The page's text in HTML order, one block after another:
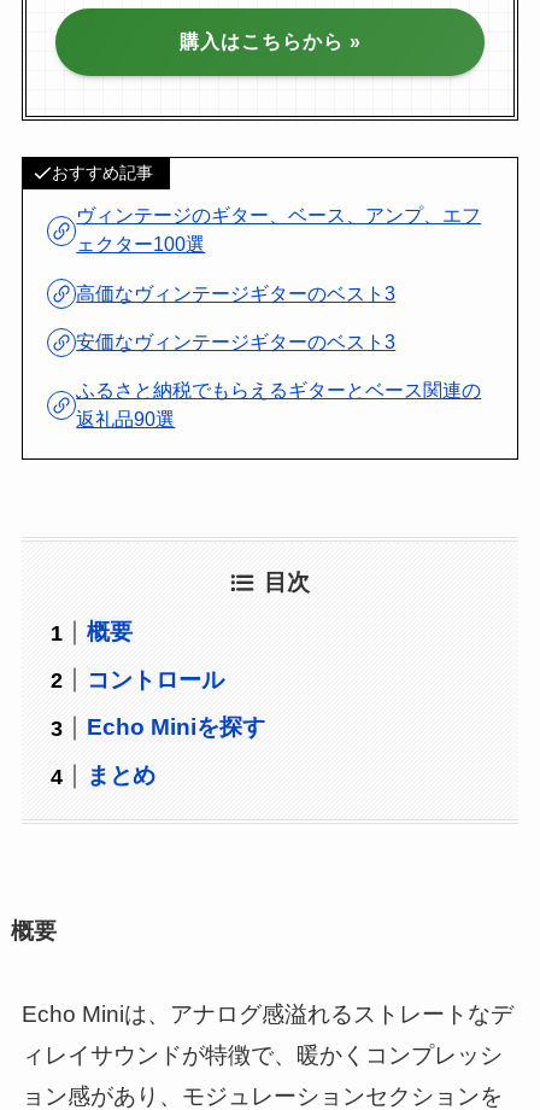
購入はこちらから »
おすすめ記事
ヴィンテージのギター、ベース、アンプ、エフ
ェクター100選
高価なヴィンテージギターのベスト3
安価なヴィンテージギターのベスト3
ふるさと納税でもらえるギターとベース関連の
返礼品90選
目次
概要
コントロール
Echo Miniを探す
まとめ
概要
Echo Miniは、アナログ感溢れるストレートなデ
ィレイサウンドが特徴で、暖かくコンプレッシ
ョン感があり、モジュレーションセクションを